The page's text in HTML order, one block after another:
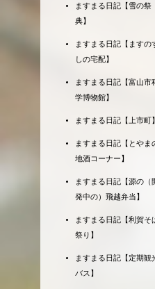
ますまる日記【雪の祭
典】
ますまる日記【ますの
しの宅配】
ますまる日記【富山市
学博物館】
ますまる日記【上市町】
ますまる日記【とやま
地酒コーナー】
ますまる日記【源の（
発中の）飛越弁当】
ますまる日記【利賀そ
祭り】
ますまる日記【定期観
バス】